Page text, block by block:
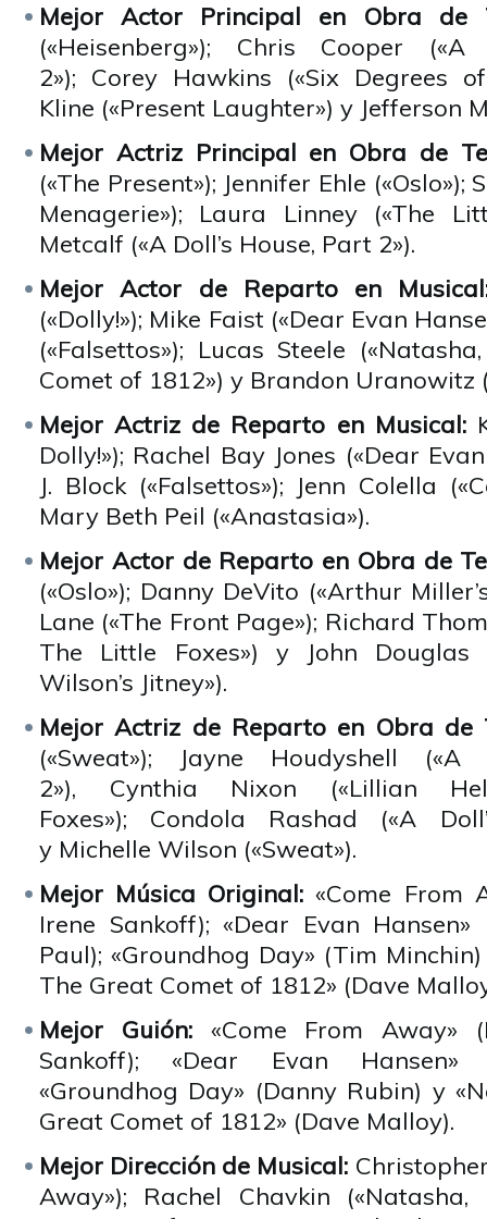
Mejor Actor Principal en Obra de
(«Heisenberg»); Chris Cooper
2»); Corey Hawkins («Six Degrees
Kline («Present Laughter») y Jefferson
Mejor Actriz Principal en Obra de
(«The Present»); Jennifer Ehle («Oslo»);
Menagerie»); Laura Linney («The
Metcalf («A Doll’s House, Part 2»).
Mejor Actor de Reparto en
(«Dolly!»); Mike Faist («Dear Evan
(«Falsettos»); Lucas Steele
Comet of 1812») y Brandon Uranowitz
Mejor Actriz de Reparto en Musical:
Dolly!»); Rachel Bay Jones («Dear
J. Block («Falsettos»); Jenn Colella
Mary Beth Peil («Anastasia»).
Mejor Actor de Reparto en Obra de
(«Oslo»); Danny DeVito («Arthur
Lane («The Front Page»); Richard
The Little Foxes») y John Douglas
Wilson’s Jitney»).
Mejor Actriz de Reparto en Obra de
(«Sweat»); Jayne Houdyshell («A
2»), Cynthia Nixon («Lillian
Foxes»); Condola Rashad («A
y Michelle Wilson («Sweat»).
Mejor Música Original:«Come From
Irene Sankoff); «Dear Evan
Paul); «Groundhog Day» (Tim
The Great Comet of 1812» (Dave
Mejor Guión:«Come From Away»
Sankoff); «Dear Evan Hansen»
«Groundhog Day» (Danny Rubin) y
Great Comet of 1812» (Dave Malloy).
Mejor Dirección de Musical:
Away»); Rachel Chavkin